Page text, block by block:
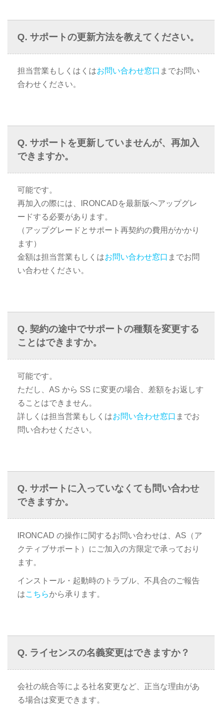
サポートの更新方法を教えてください。
担当営業もしくはくはお問い合わせ窓口 までお問い
合わせください。
サポートを更新していませんが、再加入
できますか。
可能です。
再加入の際には、IRONCADを最新版へアップグレ
ードする必要があります。
（アップグレードとサポート再契約の費用がかかり
ます）
金額は担当営業もしくはお問い合わせ窓口 までお問
い合わせください。
契約の途中でサポートの種類を変更する
ことはできますか。
可能です。
ただし、AS から SS に変更の場合、差額をお返しす
ることはできません。
詳しくは担当営業もしくはお問い合わせ窓口 までお
問い合わせください。
サポートに入っていなくても問い合わせ
できますか。
IRONCAD の操作に関するお問い合わせは、AS（ア
クティブサポート）にご加入の方限定で承っており
ます。
インストール・起動時のトラブル、不具合のご報告
はこちらから承ります。
ライセンスの名義変更はできますか？
会社の統合等による社名変更など、正当な理由があ
る場合は変更できます。